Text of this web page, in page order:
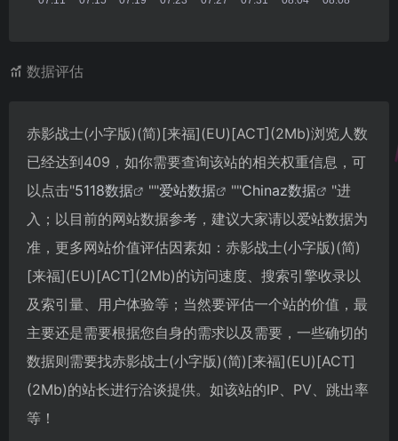
数据评估
赤影战士(小字版)(简)[来福](EU)[ACT](2Mb)浏览人数
已经达到409，如你需要查询该站的相关权重信息，可
以点击"5118数据 ""爱站数据 ""Chinaz数据
"进
入；以目前的网站数据参考，建议大家请以爱站数据为
准，更多网站价值评估因素如：赤影战士(小字版)(简)
[来福](EU)[ACT](2Mb)的访问速度、搜索引擎收录以
及索引量、用户体验等；当然要评估一个站的价值，最
主要还是需要根据您自身的需求以及需要，一些确切的
数据则需要找赤影战士(小字版)(简)[来福](EU)[ACT]
(2Mb)的站长进行洽谈提供。如该站的IP、PV、跳出率
等！